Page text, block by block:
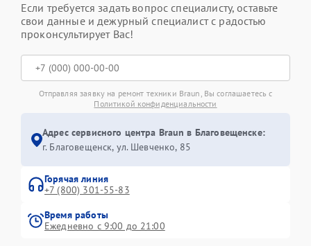
Если требуется задать вопрос специалисту, оставьте
свои данные и дежурный специалист с радостью
проконсультирует Вас!
Отправляя заявку на ремонт техники Braun, Вы соглашаетесь с
Политикой конфиденциальности
Адрес сервисного центра Braun в Благовещенске:
г. Благовещенск, ул. Шевченко, 85
Горячая линия
+7 (800) 301-55-83
Время работы
Ежедневно с 9:00 до 21:00